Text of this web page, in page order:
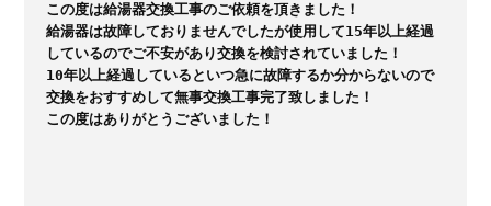
この度は給湯器交換工事のご依頼を頂きました！
給湯器は故障しておりませんでしたが使用して15年以上経過
しているのでご不安があり交換を検討されていました！
10年以上経過しているといつ急に故障するか分からないので
交換をおすすめして無事交換工事完了致しました！
この度はありがとうございました！